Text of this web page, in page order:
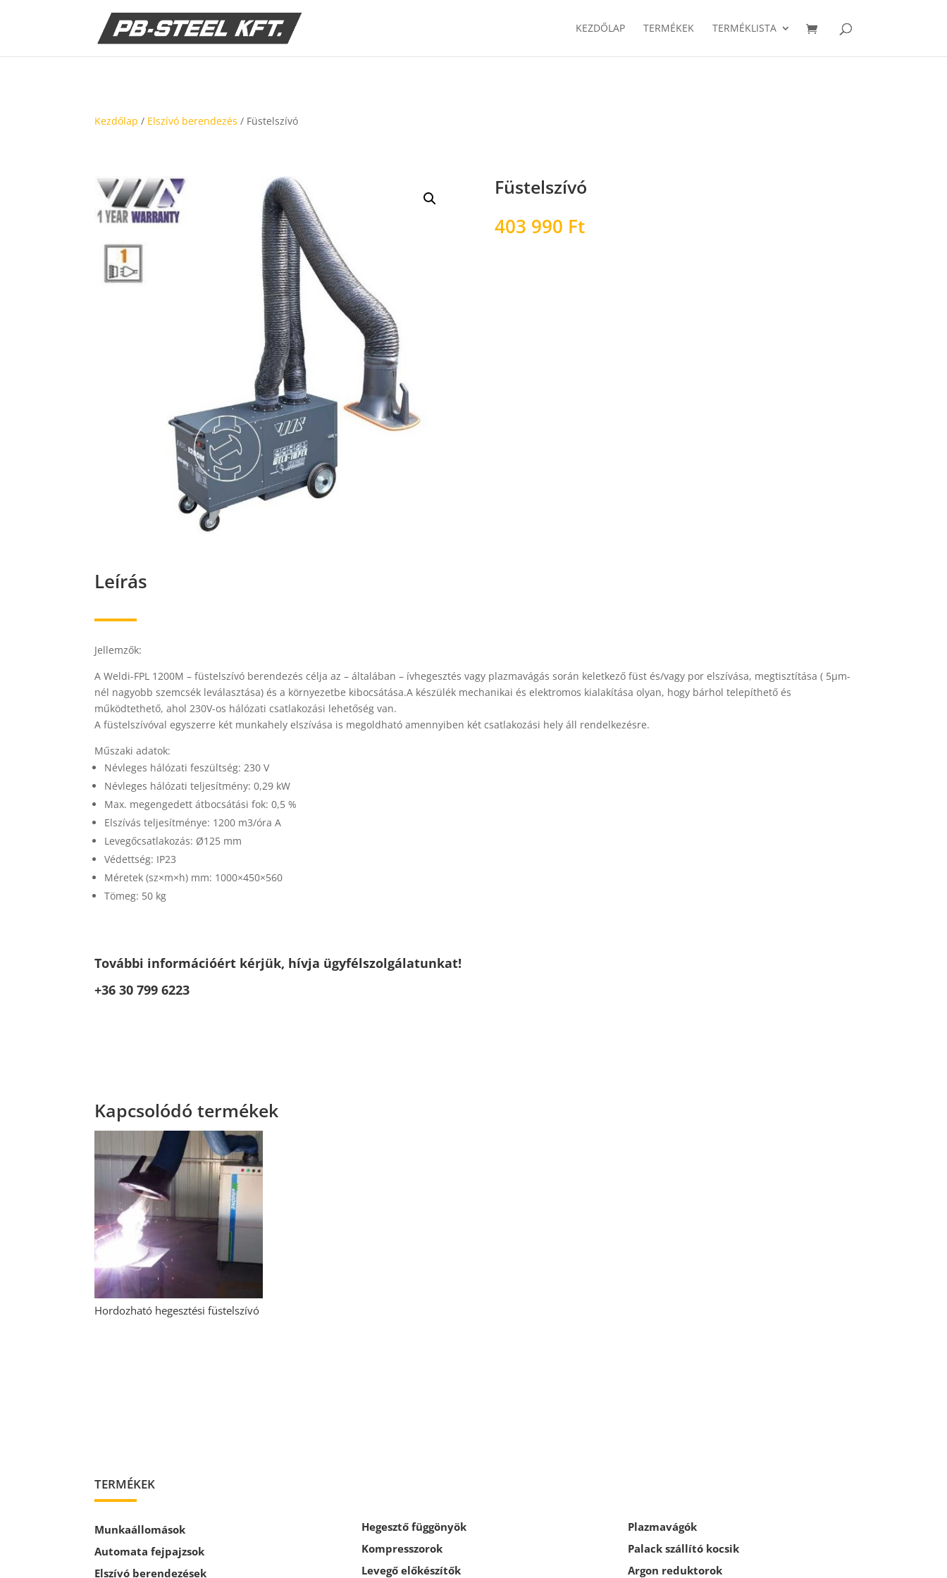
KEZDŐLAP TERMÉKEK TERMÉKLISTA
Kezdőlap / Elszívó berendezés / Füstelszívó
Füstelszívó
403 990 Ft
Leírás
Jellemzők:
A Weldi-FPL 1200M – füstelszívó berendezés célja az – általában – ívhegesztés vagy plazmavágás során keletkező füst és/vagy por elszívása, megtisztítása ( 5µm-
nél nagyobb szemcsék leválasztása) és a környezetbe kibocsátása.A készülék mechanikai és elektromos kialakítása olyan, hogy bárhol telepíthető és
működtethető, ahol 230V-os hálózati csatlakozási lehetőség van.
A füstelszívóval egyszerre két munkahely elszívása is megoldható amennyiben két csatlakozási hely áll rendelkezésre.
Műszaki adatok:
Névleges hálózati feszültség: 230 V
Névleges hálózati teljesítmény: 0,29 kW
Max. megengedett átbocsátási fok: 0,5 %
Elszívás teljesítménye: 1200 m3/óra A
Levegőcsatlakozás: Ø125 mm
Védettség: IP23
Méretek (sz×m×h) mm: 1000×450×560
Tömeg: 50 kg
További információért kérjük, hívja ügyfélszolgálatunkat!
+36 30 799 6223
Kapcsolódó termékek
Hordozható hegesztési füstelszívó
TERMÉKEK
Munkaállomások
Automata fejpajzsok
Elszívó berendezések
Hegesztő függönyök
Kompresszorok
Levegő előkészítők
Plazmavágók
Palack szállító kocsik
Argon reduktorok